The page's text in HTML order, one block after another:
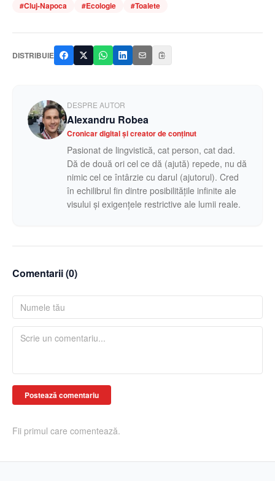
#Cluj-Napoca #Ecologie #Toalete
DISTRIBUIE
DESPRE AUTOR
Alexandru Robea
Cronicar digital și creator de conținut
Pasionat de lingvistică, cat person, cat dad.
Dă de două ori cel ce dă (ajută) repede, nu dă
nimic cel ce întârzie cu darul (ajutorul). Cred
în echilibrul fin dintre posibilitățile infinite ale
visului și exigențele restrictive ale lumii reale.
Comentarii (0)
Postează comentariu
Fii primul care comentează.